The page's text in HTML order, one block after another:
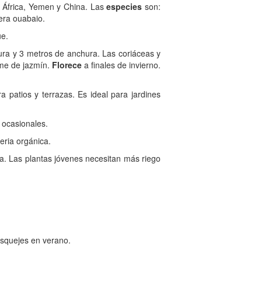
Yemen y China. Lasespecies son:
ouabaio.
y 3 metros de anchura. Las coriáceas y
de jazmín. Florecea finales de invierno.
patios y terrazas. Es ideal para jardines
orgánica.
Las plantas jóvenes necesitan más riego
en verano.